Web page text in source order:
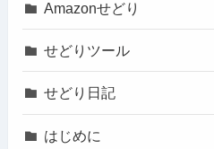
Amazonせどり
せどりツール
せどり日記
はじめに